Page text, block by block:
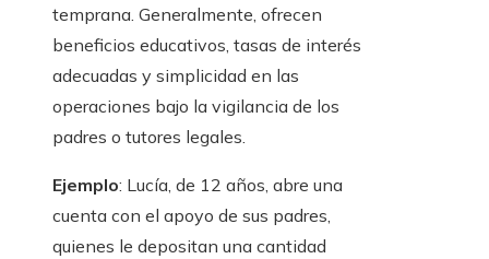
temprana. Generalmente, ofrecen
beneficios educativos, tasas de interés
adecuadas y simplicidad en las
operaciones bajo la vigilancia de los
padres o tutores legales.
Ejemplo: Lucía, de 12 años, abre una
cuenta con el apoyo de sus padres,
quienes le depositan una cantidad